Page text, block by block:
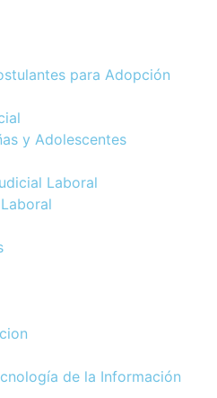
para Adopción
y Adolescentes
Laboral
de la Información